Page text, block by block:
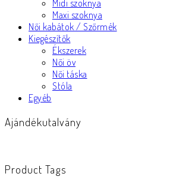
Midi szoknya
Maxi szoknya
Női kabátok / Szőrmék
Kiegészítők
Ékszerek
Női öv
Női táska
Stóla
Egyéb
Ajándékutalvány
Product Tags